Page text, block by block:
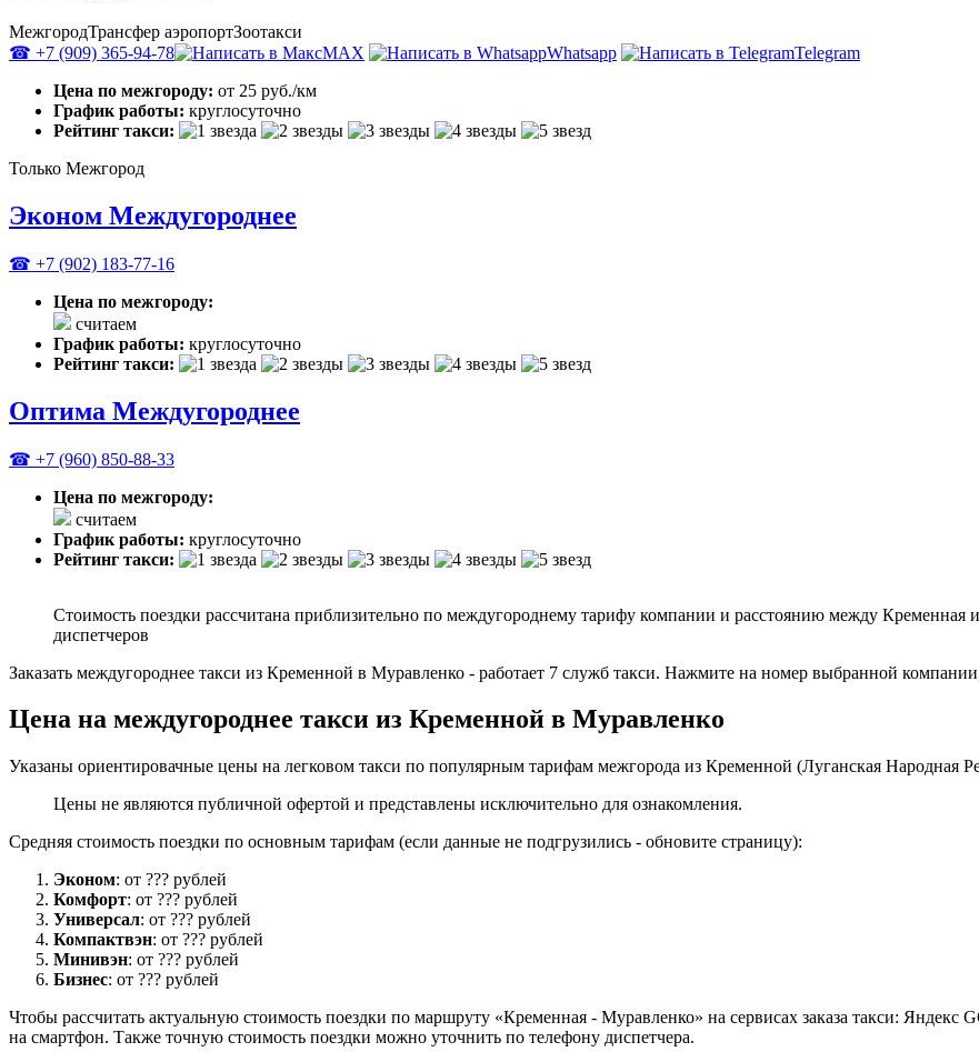
МежгородТрансфер аэропортЗоотакси
☎ +7 (909) 365-94-78
MAX Whatsapp
Telegram
Цена по межгороду: от 25 руб./км
График работы: круглосуточно
Рейтинг такси:
Только Межгород
Эконом Междугороднее
☎ +7 (902) 183-77-16
Цена по межгороду:
считаем
График работы: круглосуточно
Рейтинг такси:
Оптима Междугороднее
☎ +7 (960) 850-88-33
Цена по межгороду:
считаем
График работы: круглосуточно
Рейтинг такси:
Стоимость поездки рассчитана приблизительно по междугороднему тарифу компании и расстоянию между
диспетчеров
Заказать междугороднее такси из Кременной в Муравленко - работает 7 служб такси. Нажмите на номер выбранной
Цена на междугороднее такси из Кременной в Муравленко
Указаны ориентировачные цены на легковом такси по популярным тарифам межгорода из Кременной (Луганская
Цены не являются публичной офертой и представлены исключительно для ознакомления.
Средняя стоимость поездки по основным тарифам (если данные не подгрузились - обновите страницу):
Эконом: от ??? рублей
Комфорт: от ??? рублей
Универсал: от ??? рублей
Компактвэн: от ??? рублей
Минивэн: от ??? рублей
Бизнес: от ??? рублей
Чтобы рассчитать актуальную стоимость поездки по маршруту «Кременная - Муравленко» на сервисах заказа такси:
на смартфон. Также точную стоимость поездки можно уточнить по телефону диспетчера.